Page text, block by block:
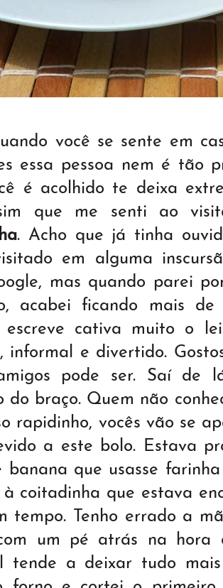
você se sente em
essa pessoa nem é tão
é acolhido te deixa
que me senti ao
. Acho que já tinha
em alguma
mas quando parei
acabei ficando mais
escreve cativa muito o
informal e divertido.
pode ser. Saí de
do braço. Quem não
rapidinho, vocês vão se
a este bolo. Estava
banana que usasse
coitadinha que estava
tempo. Tenho errado a
um pé atrás na hora
tende a deixar tudo